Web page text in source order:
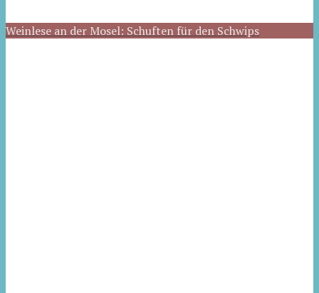
Weinlese an der Mosel: Schuften für den Schwips